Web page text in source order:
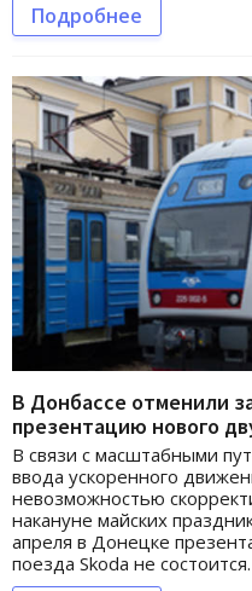
Подробнее
В Донбассе отменили
презентацию нового
В связи с масштабными
ввода ускоренного
невозможностью
накануне майских
апреля в Донецке
поезда Skoda не состоится.